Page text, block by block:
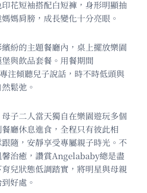
花短袖搭配白短褲，身形明顯抽
媽肩膀，成長變化十分亮眼。
紛的主題餐廳內，桌上擺放樂園
與飲品套餐。用餐期間
注傾聽兒子說話，時不時低頭與
鬆弛。
子二人當天獨自在樂園遊玩多個
廳休息進食，全程只有彼此相
隨，安靜享受專屬親子時光。不
治癒，讚賞Angelababy總是盡
兒狀態低調踏實，將明星與母親
好處。